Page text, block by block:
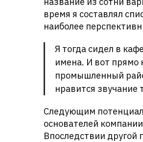
время я составлял
наиболее
Я тогда сидел в
имена. И вот прямо
промышленный
нравится звучание
Следующим
основателей
Впоследствии другой